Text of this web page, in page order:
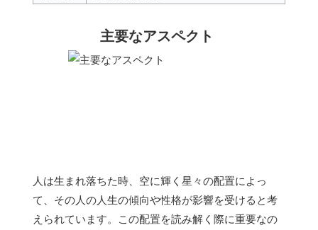
主要なアスペクト
人は生まれ落ちた時、空に輝く星々の配置によっ
て、その人の人生の傾向や性格が影響を受けると考
えられています。この配置を読み解く際に重要なの